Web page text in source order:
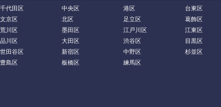
千代田区 中央区 港区
台東区
文京区
北区 足立区
葛飾区
荒川区
墨田区 江戸川区
江東区
品川区
大田区 渋谷区
目黒区
世田谷区
新宿区 中野区
杉並区
豊島区
板橋区 練馬区